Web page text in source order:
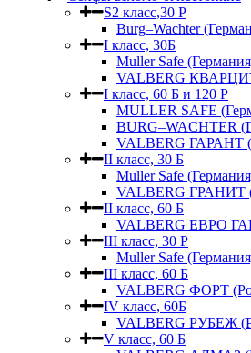
S2 класс,30 Р
Burg–Wachter
I класс, 30Б
Muller Safe
VALBERG
I класс, 60 Б и 120 Р
MULLER SAFE
BURG–WACHTER
VALBERG ГАРАНТ
II класс, 30 Б
Muller Safe
VALBERG ГРАНИТ
II класс, 60 Б
VALBERG ЕВРО
III класс, 30 Р
Muller Safe
III класс, 60 Б
VALBERG ФОРТ
IV класс, 60Б
VALBERG РУБЕЖ
V класс, 60 Б